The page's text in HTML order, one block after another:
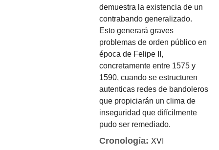
demuestra la existencia de un
contrabando generalizado.
Esto generará graves
problemas de orden público en
época de Felipe II,
concretamente entre 1575 y
1590, cuando se estructuren
autenticas redes de bandoleros
que propiciarán un clima de
inseguridad que difícilmente
pudo ser remediado.
Cronología:XVI